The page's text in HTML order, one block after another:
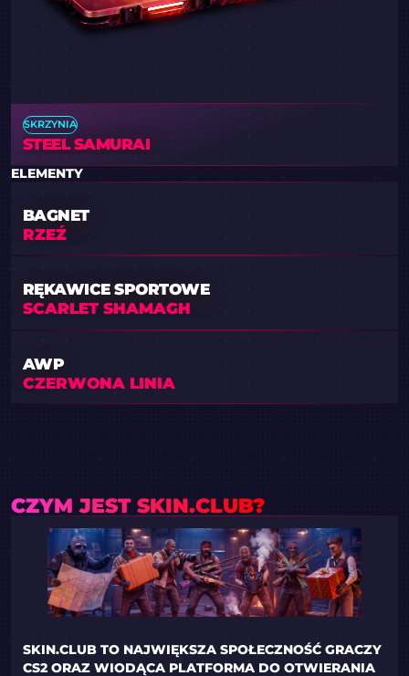
SKRZYNIA
STEEL SAMURAI
ELEMENTY
BAGNET
RZEŹ
RĘKAWICE SPORTOWE
SCARLET SHAMAGH
AWP
CZERWONA LINIA
CZYM JEST SKIN.CLUB?
SKIN.CLUB TO NAJWIĘKSZA SPOŁECZNOŚĆ GRACZY
CS2 ORAZ WIODĄCA PLATFORMA DO OTWIERANIA